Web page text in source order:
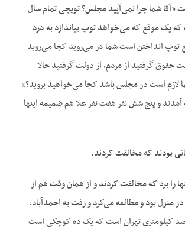
«آقا شما چرا نمی‌آیید مجلس؟ توپچی تمام سال
یک موقع که می‌‌‌‌خواهد توپ بیاندازد به درد
توپ انداختن است شما در می‌‌‌‌روید کجا می‌‌‌‌روید
گرفتيد از مردم، از دولت گرفتید حالا
لازم است در مجلس باشد کجا می‌‌‌‌خواهید بروید؟»
آمدند و پنج شش نفر هفت نفر علا هم ضمیمه اینها
بودند که مخالفت کردند.
را برد که مخالفت کردند و از همان وقت هم از
منزل بود و مطالعه می‌‌‌‌کرد و رفت به احمدآباد.
کیلومتری تهران است که یک ده کوچکی است